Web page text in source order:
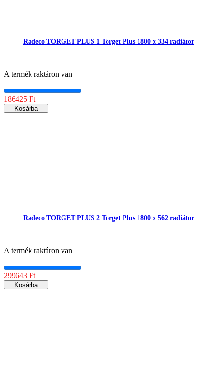
Radeco TORGET PLUS 1 Torget Plus 1800 x 334 radiátor
A termék raktáron van
186425 Ft
Kosárba
Radeco TORGET PLUS 2 Torget Plus 1800 x 562 radiátor
A termék raktáron van
299643 Ft
Kosárba